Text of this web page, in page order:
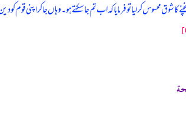
شوق محسوس کر لیا تو فرمایا کہ اب تم جا سکتے ہو۔ وہاں جا کر اپنی قوم کو